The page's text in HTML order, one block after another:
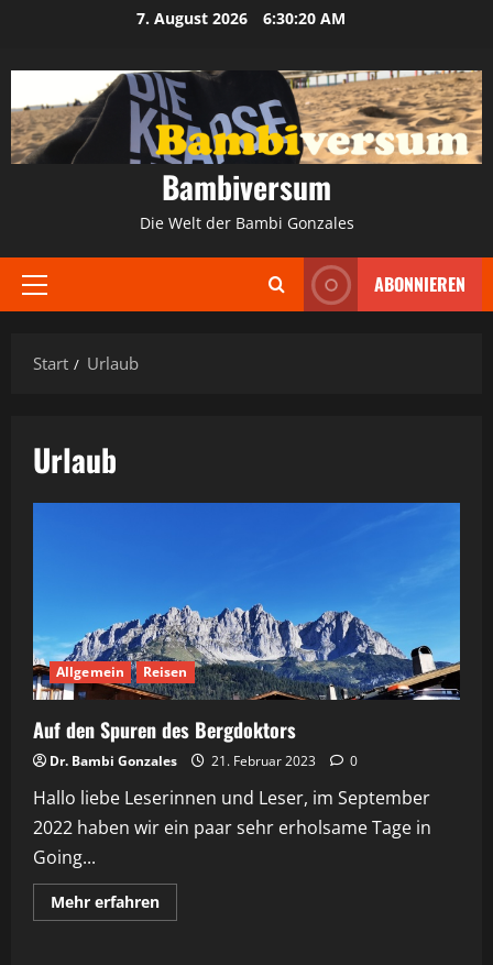
springen
7. August 2026 6:30:21 AM
Bambiversum
Die Welt der Bambi Gonzales
Primäres
ABONNIEREN
Start Urlaub
Urlaub
Allgemein Reisen
Auf den Spuren des Bergdoktors
Dr. Bambi Gonzales 21. Februar 2023 0
Hallo liebe Leserinnen und Leser, im September
2022 haben wir ein paar sehr erholsame Tage in
Going...
Mehr erfahrenMehr
Informationen